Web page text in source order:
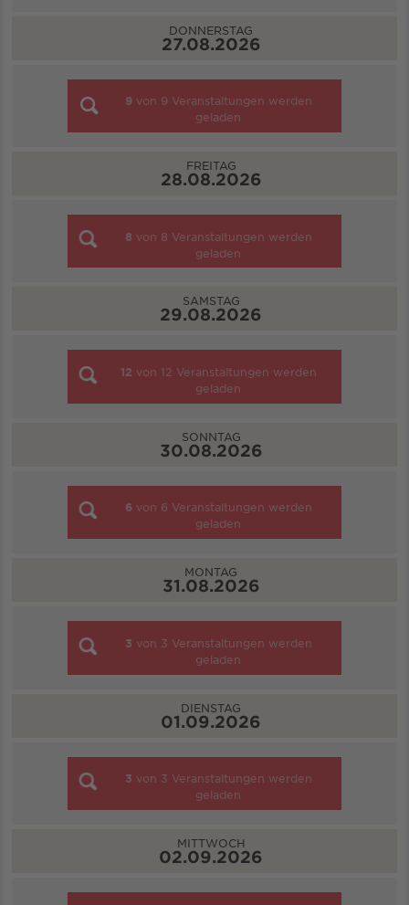
DONNERSTAG
27.08.2026
9 von 9 Veranstaltungen werden
geladen
FREITAG
28.08.2026
8 von 8 Veranstaltungen werden
geladen
SAMSTAG
29.08.2026
12 von 12 Veranstaltungen werden
geladen
SONNTAG
30.08.2026
6 von 6 Veranstaltungen werden
geladen
MONTAG
31.08.2026
3 von 3 Veranstaltungen werden
geladen
DIENSTAG
01.09.2026
3 von 3 Veranstaltungen werden
geladen
MITTWOCH
02.09.2026